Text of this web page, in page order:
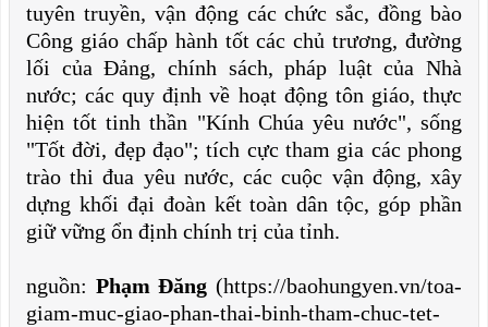
tuyên truyền, vận động các chức sắc, đồng bào
Công giáo chấp hành tốt các chủ trương, đường
lối của Đảng, chính sách, pháp luật của Nhà
nước; các quy định về hoạt động tôn giáo, thực
hiện tốt tinh thần "Kính Chúa yêu nước", sống
"Tốt đời, đẹp đạo"; tích cực tham gia các phong
trào thi đua yêu nước, các cuộc vận động, xây
dựng khối đại đoàn kết toàn dân tộc, góp phần
giữ vững ổn định chính trị của tỉnh.
nguồn: Phạm Đăng (https://baohungyen.vn/toa-
giam-muc-giao-phan-thai-binh-tham-chuc-tet-